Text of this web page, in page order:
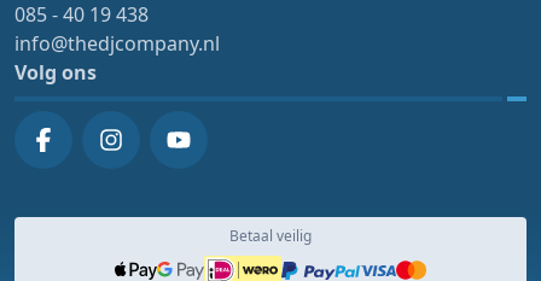
085 - 40 19 438
info@thedjcompany.nl
Volg ons
Betaal veilig